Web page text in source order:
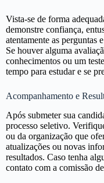
Vista-se de forma
demonstre confiança,
atentamente as perguntas
Se houver alguma
conhecimentos ou um
tempo para estudar e se
Acompanhamento e
Após submeter sua
processo seletivo.
ou da organização que
atualizações ou novas
resultados. Caso tenha
contato com a comissão